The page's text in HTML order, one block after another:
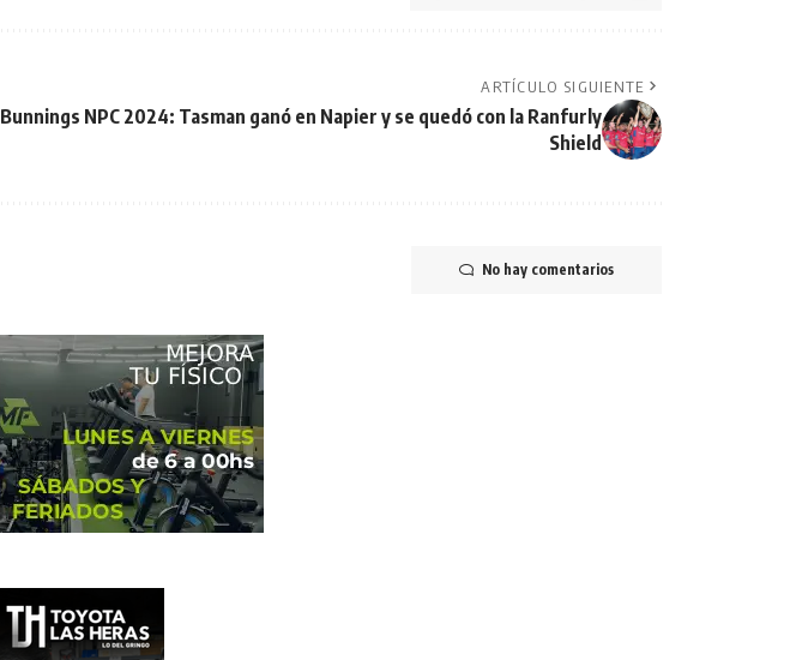
ARTÍCULO SIGUIENTE
Bunnings NPC 2024: Tasman ganó en Napier y se quedó con la Ranfurly
Shield
No hay comentarios